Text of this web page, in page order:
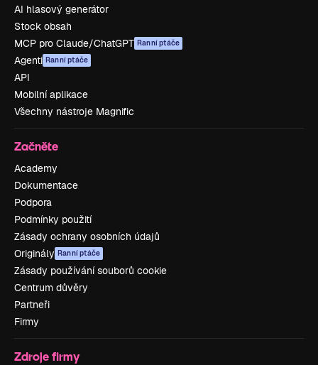
AI hlasový generátor
Stock obsah
MCP pro Claude/ChatGPT Ranní ptáče
Agenti Ranní ptáče
API
Mobilní aplikace
Všechny nástroje Magnific
Začněte
Academy
Dokumentace
Podpora
Podmínky použití
Zásady ochrany osobních údajů
Originály Ranní ptáče
Zásady používání souborů cookie
Centrum důvěry
Partneři
Firmy
Zdroje firmy